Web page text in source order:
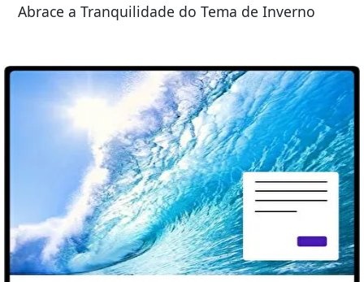
Abrace a Tranquilidade do Tema de Inverno